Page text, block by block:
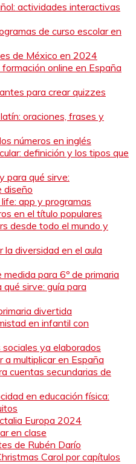
actividades interactivas
de curso escolar en
de México en 2024
online en España
para crear quizzes
oraciones, frases y
números en inglés
definición y los tipos que
para qué sirve:
diseño
app y programas
en el título populares
desde todo el mundo y
diversidad en el aula
para 6º de primaria
qué sirve: guía para
divertida
en infantil con
ya elaborados
a multiplicar en España
cuentas secundarias de
en educación física:
Europa 2024
en clase
de Rubén Darío
Carol por capítulos